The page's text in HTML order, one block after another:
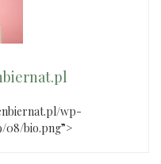
wp-
08/bio.png”>